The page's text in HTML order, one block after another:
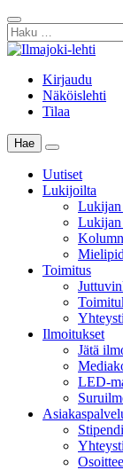
Skip
to
content
Sulje
haku
Haku:
Kirjaudu
Näköislehti
Tilaa
Hae
Main
Menu
Uutiset
Lukijoilta
Lukijan
Lukijan
Toimitus
Ilmoitukset
Jätä
LED-